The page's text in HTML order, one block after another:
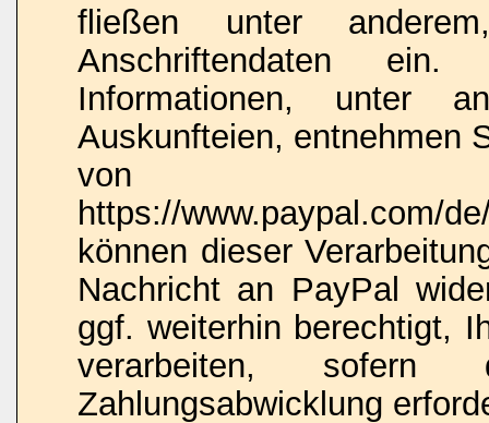
fließen unter
Anschriftendaten ein.
Informationen, unter
Auskunfteien, entnehmen
von
https://www.paypal.com/
können dieser
Nachricht an PayPal
ggf. weiterhin berechtigt,
verarbeiten, sofern
Zahlungsabwicklung